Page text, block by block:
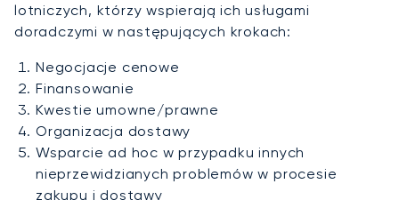
lotniczych, którzy wspierają ich usługami
doradczymi w następujących krokach:
Negocjacje cenowe
Finansowanie
Kwestie umowne/prawne
Organizacja dostawy
Wsparcie ad hoc w przypadku innych
nieprzewidzianych problemów w procesie
zakupu i dostawy